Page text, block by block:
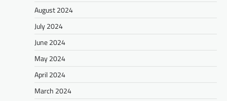
August 2024
July 2024
June 2024
May 2024
April 2024
March 2024